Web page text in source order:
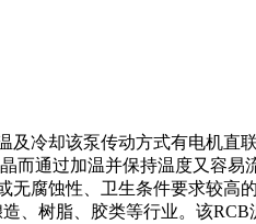
冷却该泵传动方式有电机直
而通过加温并保持温度又容易
腐蚀性、卫生条件要求较高
、树脂、胶类等行业。该RCB